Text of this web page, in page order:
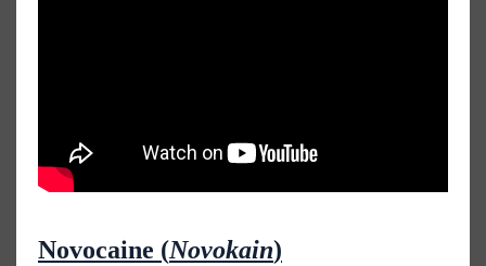
Novocaine (Novokain)